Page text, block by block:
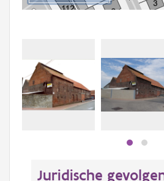
Juridische